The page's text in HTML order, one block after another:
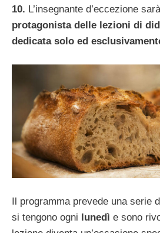
10. L’insegnante d’eccezione
protagonista delle lezioni di
dedicata solo ed
Il programma prevede una serie
si tengono ogni lunedì e sono